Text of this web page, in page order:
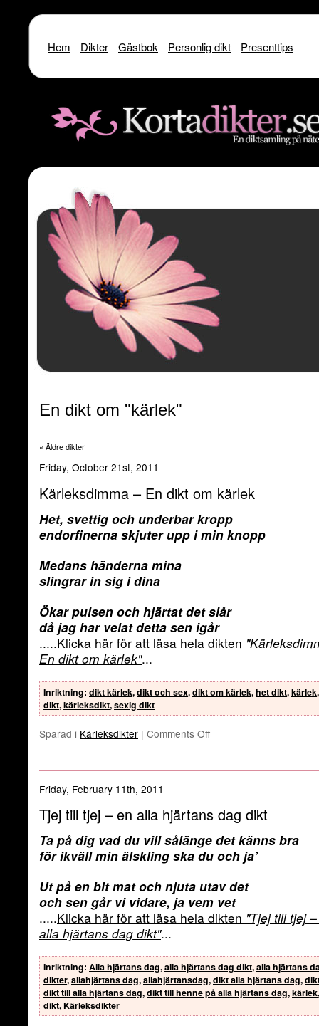
Warning: include() [function.include]: SSL operation failed with code 1. OpenSSL
Warning
Warning
: include(http://www.kortadikter.se/sms/inc.Shoutout.php) [
Warning : include() [ function.include
En dikt om "kärlek"
« Äldre dikter
Friday, October 21st, 2011
Kärleksdimma – En dikt om kärlek
Het, svettig och underbar kropp
endorfinerna skjuter upp i min knopp
Medans händerna mina
slingrar in sig i dina
Ökar pulsen och hjärtat det slår
då jag har velat detta sen igår
.....Klicka här för att läsa hela dikten
En dikt om kärlek"...
Inriktning: dikt kärlek,dikt och sex,dikt om kärlek,het dikt,kärlek
dikt,kärleksdikt,sexig dikt
Sparad i Kärleksdikter | Comments Off
Friday, February 11th, 2011
Tjej till tjej – en alla hjärtans dag dikt
Ta på dig vad du vill sålänge det känns bra
för ikväll min älskling ska du och ja’
Ut på en bit mat och njuta utav det
och sen går vi vidare, ja vem vet
.....Klicka här för att läsa hela dikten "Tjej till tjej
alla hjärtans dag dikt"...
Inriktning: Alla hjärtans dag,alla hjärtans dag dikt,alla hjärtans
dikter,allahjärtans dag,allahjärtansdag,dikt alla hjärtans dag,
dikt till alla hjärtans dag,dikt till henne på alla hjärtans dag,kärlek
dikt, Kärleksdikter
Hem Dikter Gästbok Personlig dikt Presenttips